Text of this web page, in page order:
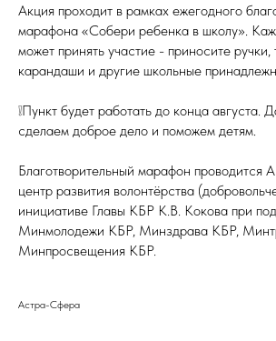
Акция проходит в рамках ежегодного
марафона «Собери ребенка в школу».
может принять участие - приносите ручки,
карандаши и другие школьные
❕Пункт будет работать до конца августа.
сделаем доброе дело и поможем детям.
Благотворительный марафон
центр развития волонтёрства
инициативе Главы КБР К.В. Кокова при
Минмолодежи КБР, Минздрава КБР,
Минпросвещения КБР.
Астра-Сфера